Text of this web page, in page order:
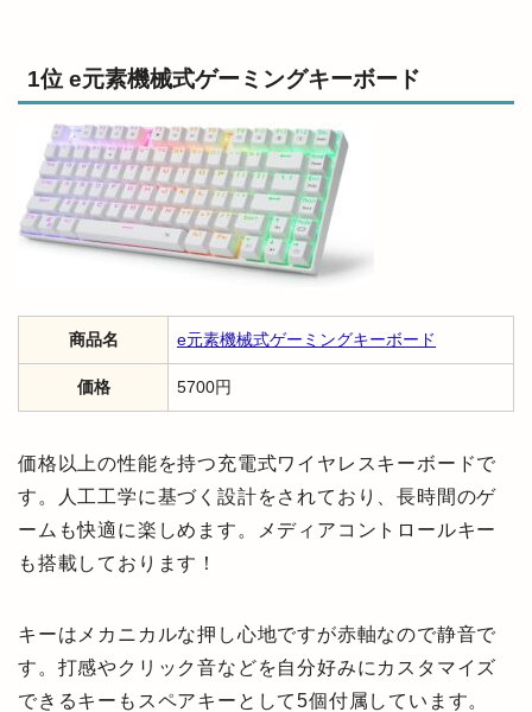
1位 e元素機械式ゲーミングキーボード
商品名 e元素機械式ゲーミングキーボード
価格 5700円
価格以上の性能を持つ充電式ワイヤレスキーボードで
す。人工工学に基づく設計をされており、長時間のゲ
ームも快適に楽しめます。メディアコントロールキー
も搭載しております！
キーはメカニカルな押し心地ですが赤軸なので静音で
す。打感やクリック音などを自分好みにカスタマイズ
できるキーもスペアキーとして5個付属しています。